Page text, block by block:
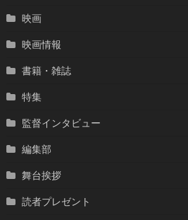
映画
映画情報
書籍・雑誌
特集
監督インタビュー
編集部
舞台挨拶
読者プレゼント